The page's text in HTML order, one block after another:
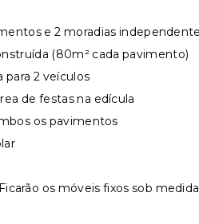
e 2 moradias
(80m² cada pavimento)
para 2 veículos
de festas na edícula
os pavimentos
os móveis fixos sob